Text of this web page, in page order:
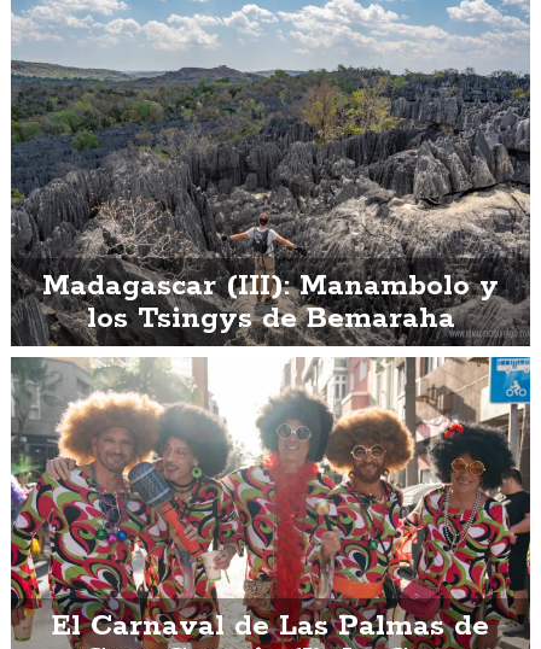
Madagascar (III): Manambolo y
los Tsingys de Bemaraha
El Carnaval de Las Palmas de